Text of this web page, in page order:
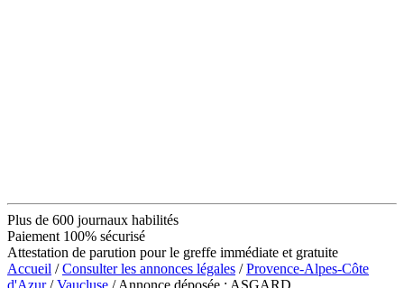
Plus de 600 journaux habilités
Paiement 100% sécurisé
Attestation de parution pour le greffe immédiate et gratuite
Accueil /Consulter les annonces légales /Provence-Alpes-Côte
d'Azur/Vaucluse / Annonce déposée : ASGARD